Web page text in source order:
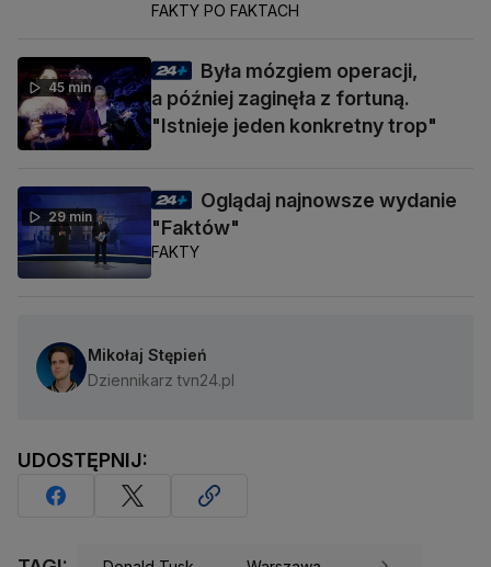
FAKTY PO FAKTACH
45 min
Była mózgiem operacji,
a później zaginęła z fortuną.
"Istnieje jeden konkretny trop"
29 min
Oglądaj najnowsze wydanie
"Faktów"
FAKTY
Mikołaj Stępień
Dziennikarz tvn24.pl
UDOSTĘPNIJ: